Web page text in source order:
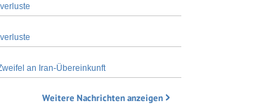
an Iran-Übereinkunft
Weitere Nachrichten anzeigen